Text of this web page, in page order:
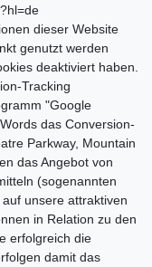
dieser Website
genutzt werden
deaktiviert haben.
Tracking
"Google
das Conversion-
Parkway, Mountain
das Angebot von
(sogenannten
unsere attraktiven
in Relation zu den
erfolgreich die
damit das